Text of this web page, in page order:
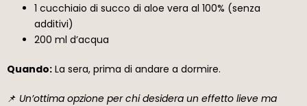
1 cucchiaio di succo di aloe vera al 100% (senza
additivi)
200 ml d’acqua
Quando: La sera, prima di andare a dormire.
📌 Un’ottima opzione per chi desidera un effetto lieve ma